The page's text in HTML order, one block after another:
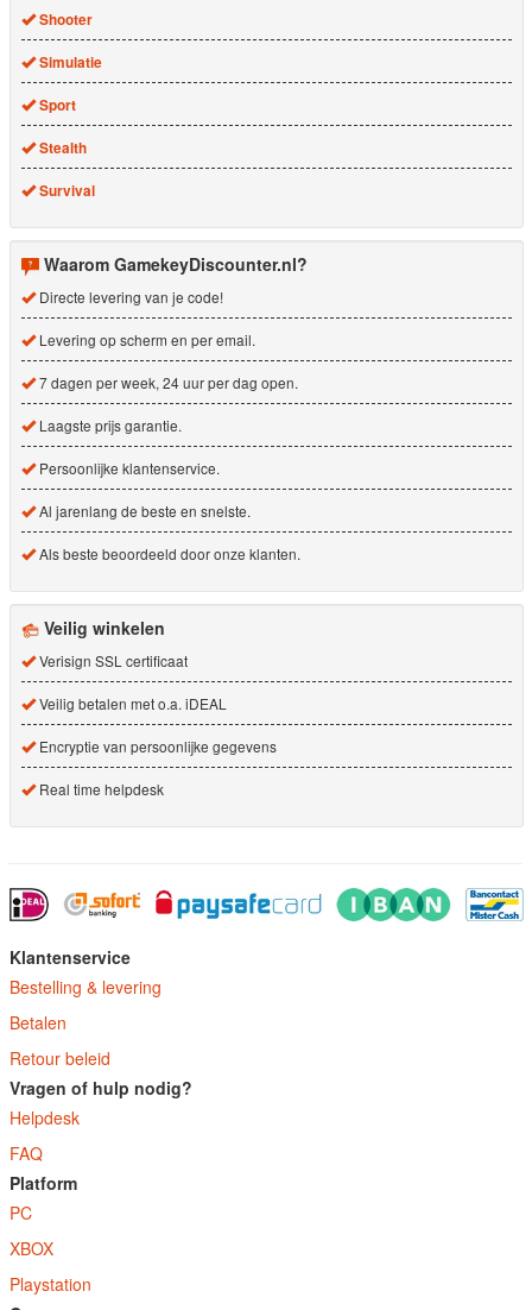
Shooter
Simulatie
Sport
Stealth
Survival
Waarom GamekeyDiscounter.nl?
Directe levering van je code!
Levering op scherm en per email.
7 dagen per week, 24 uur per dag open.
Laagste prijs garantie.
Persoonlijke klantenservice.
Al jarenlang de beste en snelste.
Als beste beoordeeld door onze klanten.
Veilig winkelen
Verisign SSL certificaat
Veilig betalen met o.a. iDEAL
Encryptie van persoonlijke gegevens
Real time helpdesk
Klantenservice
Bestelling & levering
Betalen
Retour beleid
Vragen of hulp nodig?
Helpdesk
FAQ
Platform
PC
XBOX
Playstation